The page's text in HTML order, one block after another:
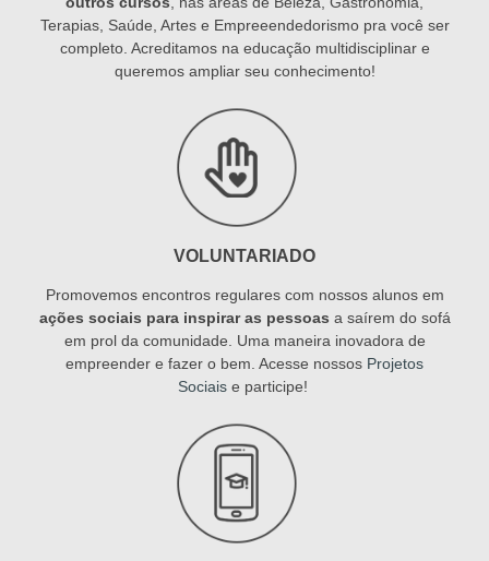
Terapias, Saúde, Artes e Empreeendedorismo pra você ser
completo. Acreditamos na educação multidisciplinar e
queremos ampliar seu conhecimento!
VOLUNTARIADO
Promovemos encontros regulares com nossos alunos em
ações sociais para inspirar as pessoas a saírem do sofá
em prol da comunidade. Uma maneira inovadora de
empreender e fazer o bem. Acesse nossos Projetos
Sociaise participe!